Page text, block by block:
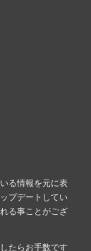
る情報を元に表
プデートしてい
る事ことがござ
たらお手数です